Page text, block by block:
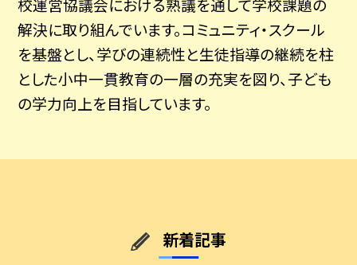
校運営協議会における熟議を通して学校課題の
解決に取り組んでいます。コミュニティ・スクール
を基盤とし、学びの連続性と生徒指導の継続を柱
とした小中一貫教育の一層の充実を図り、子ども
の学力向上を目指しています。
新着記事